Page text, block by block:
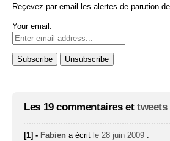
Reçevez par email les alertes de parution
Your email:
Les 19 commentaires et tweets
[1] - Fabien a écrit le 28 juin 2009 :